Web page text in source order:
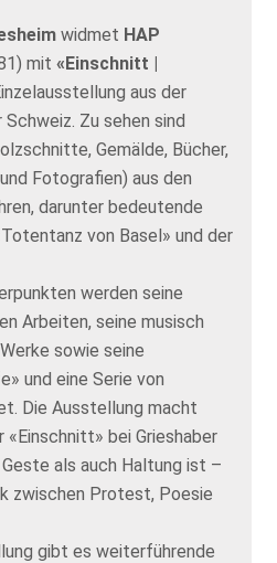
widmet HAP
mit«Einschnitt |
aus der
Zu sehen sind
Gemälde, Bücher,
Fotografien) aus den
darunter bedeutende
von Basel» und der
werden seine
Arbeiten, seine musisch
sowie seine
und eine Serie von
Die Ausstellung macht
«Einschnitt» bei Grieshaber
als auch Haltung ist –
zwischen Protest, Poesie
gibt es weiterführende